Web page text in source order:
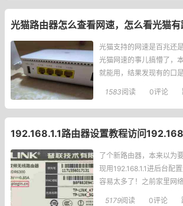
法分享出来，
光猫路由器怎么查看网速，怎么看光猫
光猫支持的网速是百兆还
光猫网速的事儿搞懵了，
就能用，结果发现有的口
速差一大截！折腾了好半
光猫到底支持多大网速了
1583阅读 0评论
192.168.1.1路由器设置教程访问
了个新路由器，本来以为
现用192.168.1.1进后台配
容易太多了！之前家里网
时候还慌慌张张的，生怕
5179阅读 0评论